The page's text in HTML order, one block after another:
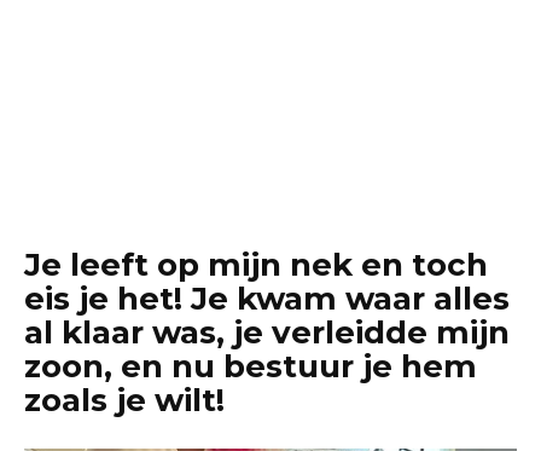
Je leeft op mijn nek en toch
eis je het! Je kwam waar alles
al klaar was, je verleidde mijn
zoon, en nu bestuur je hem
zoals je wilt!